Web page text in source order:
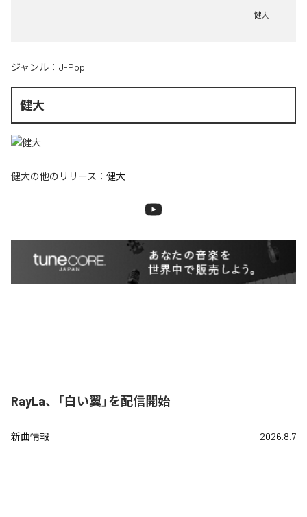
健大
ジャンル： J-Pop
健大
健大の他のリリース： 健大
RayLa、「白い翼」を配信開始
新曲情報 2026.8.7